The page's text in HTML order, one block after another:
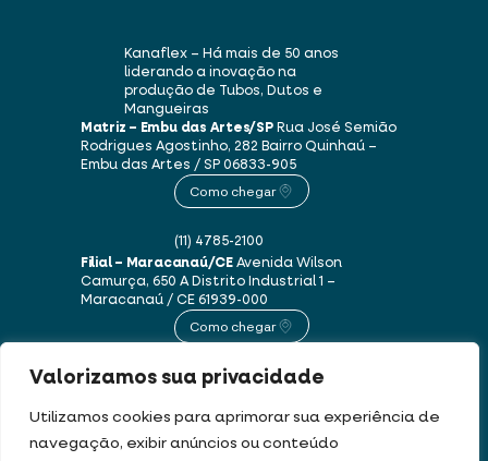
Valorizamos sua privacidade
Utilizamos cookies para aprimorar sua experiência de
navegação, exibir anúncios ou conteúdo
Kanaflex – Há mais de 50 anos
liderando a inovação na
produção de Tubos, Dutos e
Mangueiras
Matriz – Embu das Artes/SPRua José Semião
Rodrigues Agostinho, 282 Bairro Quinhaú –
Embu das Artes / SP06833-905
Como chegar
(11) 4785-2100
Filial – Maracanaú/CEAvenida Wilson
Camurça, 650 ADistrito Industrial 1 –
Maracanaú / CE61939-000
Como chegar
(85) 3250-1235